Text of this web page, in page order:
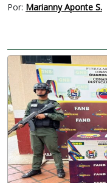
Por: Marianny Aponte S.